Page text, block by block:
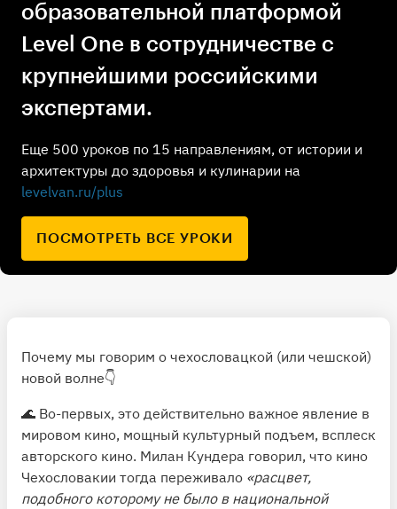
образовательной платформой
Level One в сотрудничестве с
крупнейшими российскими
экспертами.
Еще 500 уроков по 15 направлениям, от истории и
архитектуры до здоровья и кулинарии на
levelvan.ru/plus
ПОСМОТРЕТЬ ВСЕ УРОКИ
Почему мы говорим о чехословацкой (или чешской)
новой волне👇
🌊 Во-первых, это действительно важное явление в
мировом кино, мощный культурный подъем, всплеск
авторского кино. Милан Кундера говорил, что кино
Чехословакии тогда переживало «расцвет,
подобного которому не было в национальной